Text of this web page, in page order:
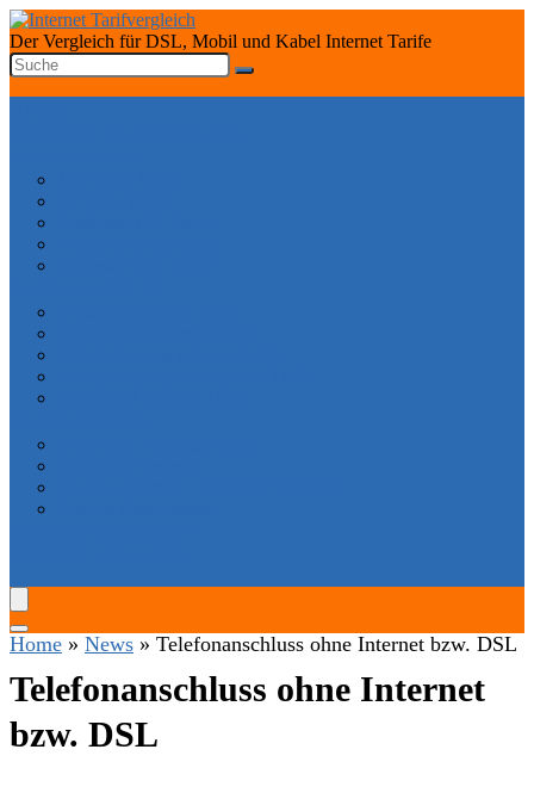
Der Vergleich für DSL, Mobil und Kabel Internet Tarife
Home » News » Telefonanschluss ohne Internet bzw. DSL
Telefonanschluss ohne Internet
bzw. DSL